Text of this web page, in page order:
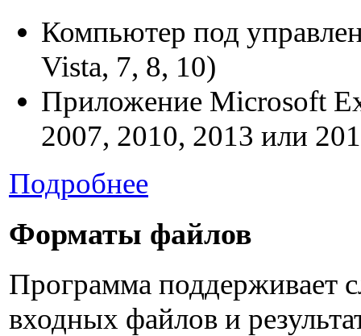
Компьютер под
Vista, 7, 8, 10)
Приложение Microsoft
2007, 2010, 2013 или
Подробнее
Форматы файлов
Программа поддерживает
входных файлов и